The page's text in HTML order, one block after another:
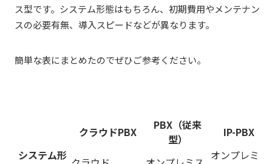
ス型です。システム形態はもちろん、初期費用やメンテナン
スの必要有無、導入スピードなどが異なります。
簡単な表にまとめたのでぜひご参考ください。
クラウドPBX PBX （従来
型）
IP-PBX
システム形
オンプレミ